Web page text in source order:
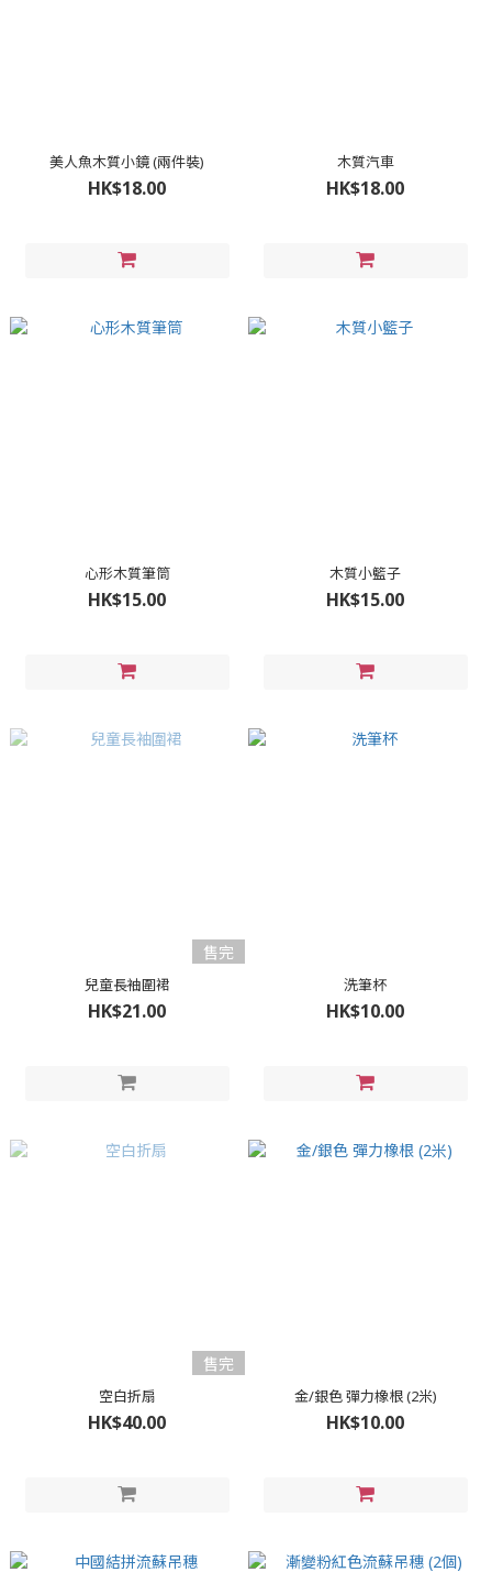
美人魚木質小鏡 (兩件裝)
HK$18.00
木質汽車
HK$18.00
心形木質筆筒
HK$15.00
木質小籃子
HK$15.00
售完
兒童長袖圍裙
HK$21.00
洗筆杯
HK$10.00
售完
空白折扇
HK$40.00
金/銀色 彈力橡根 (2米)
HK$10.00